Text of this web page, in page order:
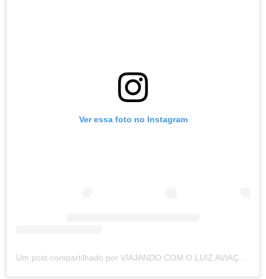
Ver essa foto no Instagram
Um post compartilhado por VIAJANDO COM O LUIZ AVIAÇÃO (@viajandocomoluiz)